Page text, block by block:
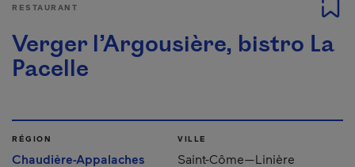
RESTAURANT
Verger l’Argousière, bistro La
Pacelle
RÉGION
Chaudière-Appalaches
VILLE
Saint-Côme—Linière